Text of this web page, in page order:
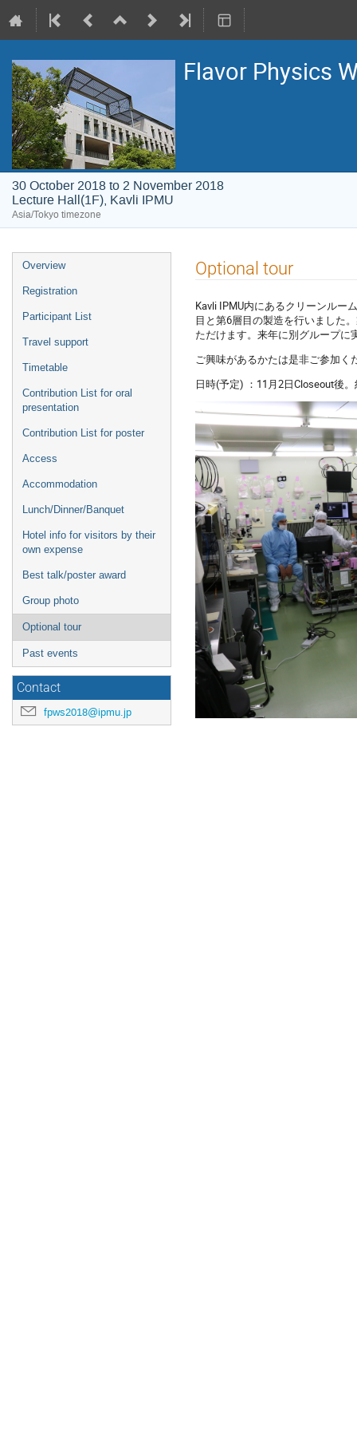
Flavor Physics
30 October 2018 to 2 November 2018
Lecture Hall(1F), Kavli IPMU
Asia/Tokyo timezone
Event
menu
Overview
Registration
Participant List
Travel support
Timetable
Contribution List for oral
presentation
Contribution List for poster
Access
Accommodation
Lunch/Dinner/Banquet
Hotel info for visitors by their
own expense
Best talk/poster award
Group photo
Optional tour
Past events
Contact
fpws2018@ipmu.jp
Optional tour
Kavli IPMU内にあるクリーンルー
目と第6層目の製造を行いました
ただけます。来年に別グループ
ご興味があるかたは是非ご参加く
日時(予定) ：11月2日Closeout後